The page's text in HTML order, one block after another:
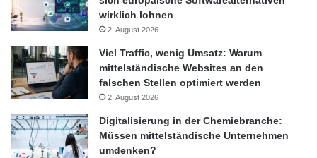
wirklich lohnen
2. August 2026
Viel Traffic, wenig Umsatz: Warum
mittelständische Websites an den
falschen Stellen optimiert werden
2. August 2026
Digitalisierung in der Chemiebranche:
Müssen mittelständische Unternehmen
umdenken?